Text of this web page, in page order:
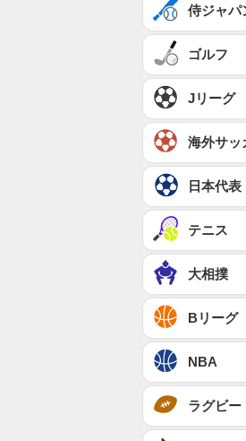
侍ジャパ
ゴルフ
Jリーグ
海外サッ
日本代表
テニス
大相撲
Bリーグ
NBA
ラグビー